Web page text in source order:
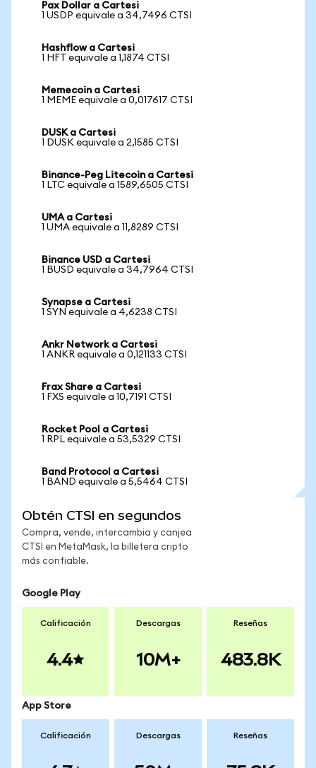
Pax Dollar a Cartesi
1 USDP equivale a 34,7496 CTSI
Hashflow a Cartesi
1 HFT equivale a 1,1874 CTSI
Memecoin a Cartesi
1 MEME equivale a 0,017617 CTSI
DUSK a Cartesi
1 DUSK equivale a 2,1585 CTSI
Binance-Peg Litecoin a Cartesi
1 LTC equivale a 1589,6505 CTSI
UMA a Cartesi
1 UMA equivale a 11,8289 CTSI
Binance USD a Cartesi
1 BUSD equivale a 34,7964 CTSI
Synapse a Cartesi
1 SYN equivale a 4,6238 CTSI
Ankr Network a Cartesi
1 ANKR equivale a 0,121133 CTSI
Frax Share a Cartesi
1 FXS equivale a 10,7191 CTSI
Rocket Pool a Cartesi
1 RPL equivale a 53,5329 CTSI
Band Protocol a Cartesi
1 BAND equivale a 5,5464 CTSI
Obtén CTSI en segundos
Compra, vende, intercambia y canjea
CTSI en MetaMask, la billetera cripto
más confiable.
Google Play
Calificación
4.4
Descargas
10M+
Reseñas
483.8K
App Store
Calificación Descargas Reseñas